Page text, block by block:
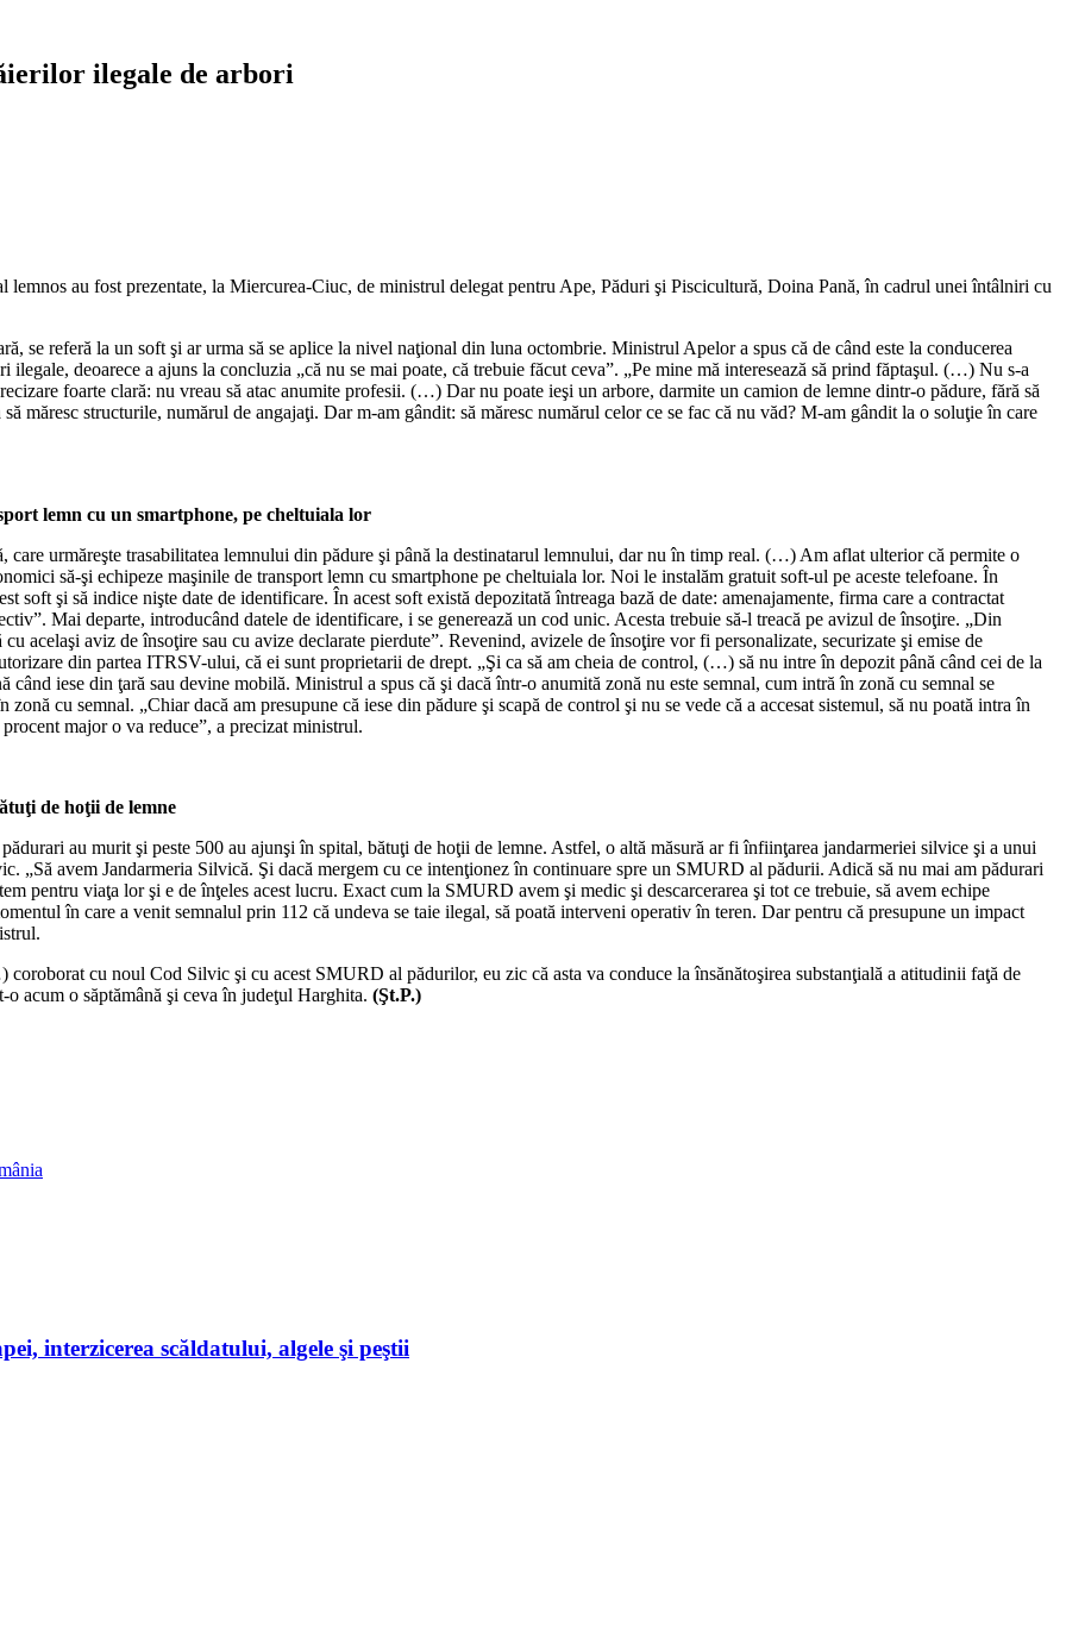
ilegale de arbori
au fost prezentate, la Miercurea-Ciuc, de ministrul delegat pentru Ape, Păduri şi Piscicultură, Doina Pană, în cadrul unei întâlniri cu
se referă la un soft şi ar urma să se aplice la nivel naţional din luna octombrie. Ministrul Apelor a spus că de când este la conducerea
deoarece a ajuns la concluzia „că nu se mai poate, că trebuie făcut ceva”. „Pe mine mă interesează să prind făptaşul. (…) Nu s-a
foarte clară: nu vreau să atac anumite profesii. (…) Dar nu poate ieşi un arbore, darmite un camion de lemne dintr-o pădure, fără să
măresc structurile, numărul de angajaţi. Dar m-am gândit: să măresc numărul celor ce se fac că nu văd? M-am gândit la o soluţie în care
lemn cu un smartphone, pe cheltuiala lor
urmăreşte trasabilitatea lemnului din pădure şi până la destinatarul lemnului, dar nu în timp real. (…) Am aflat ulterior că permite o
să-şi echipeze maşinile de transport lemn cu smartphone pe cheltuiala lor. Noi le instalăm gratuit soft-ul pe aceste telefoane. În
soft şi să indice nişte date de identificare. În acest soft există depozitată întreaga bază de date: amenajamente, firma care a contractat
Mai departe, introducând datele de identificare, i se generează un cod unic. Acesta trebuie să-l treacă pe avizul de însoţire. „Din
acelaşi aviz de însoţire sau cu avize declarate pierdute”. Revenind, avizele de însoţire vor fi personalizate, securizate şi emise de
din partea ITRSV-ului, că ei sunt proprietarii de drept. „Şi ca să am cheia de control, (…) să nu intre în depozit până când cei de la
când iese din ţară sau devine mobilă. Ministrul a spus că şi dacă într-o anumită zonă nu este semnal, cum intră în zonă cu semnal se
cu semnal. „Chiar dacă am presupune că iese din pădure şi scapă de control şi nu se vede că a accesat sistemul, să nu poată intra în
major o va reduce”, a precizat ministrul.
de hoţii de lemne
au murit şi peste 500 au ajunşi în spital, bătuţi de hoţii de lemne. Astfel, o altă măsură ar fi înfiinţarea jandarmeriei silvice şi a unui
„Să avem Jandarmeria Silvică. Şi dacă mergem cu ce intenţionez în continuare spre un SMURD al pădurii. Adică să nu mai am pădurari
pentru viaţa lor şi e de înţeles acest lucru. Exact cum la SMURD avem şi medic şi descarcerarea şi tot ce trebuie, să avem echipe
în care a venit semnalul prin 112 că undeva se taie ilegal, să poată interveni operativ în teren. Dar pentru că presupune un impact
cu noul Cod Silvic şi cu acest SMURD al pădurilor, eu zic că asta va conduce la însănătoşirea substanţială a atitudinii faţă de
acum o săptămână şi ceva în judeţul Harghita. (Şt.P.)
interzicerea scăldatului, algele şi peştii